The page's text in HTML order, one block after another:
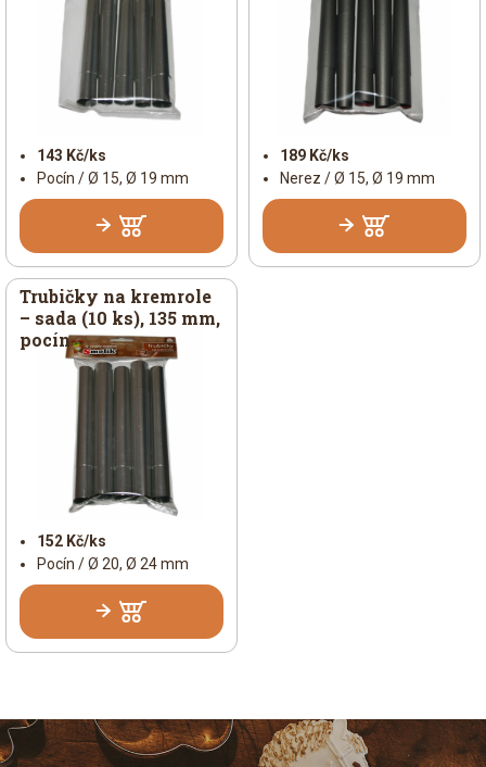
143 Kč/ks
Pocín / Ø 15, Ø 19 mm
189 Kč/ks
Nerez / Ø 15, Ø 19 mm
Trubičky na kremrole
– sada (10 ks), 135 mm,
pocín
152 Kč/ks
Pocín / Ø 20, Ø 24 mm